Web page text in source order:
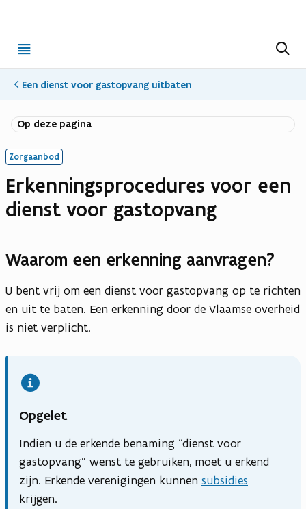
menu
Een dienst voor gastopvang uitbaten
Op deze pagina
Zorgaanbod
Erkenningsprocedures voor een
dienst voor gastopvang
Waarom een erkenning aanvragen?
U bent vrij om een dienst voor gastopvang op te richten
en uit te baten. Een erkenning door de Vlaamse overheid
is niet verplicht.
Opgelet
Indien u de erkende benaming “dienst voor
gastopvang” wenst te gebruiken, moet u erkend
zijn. Erkende verenigingen kunnen subsidies
krijgen.